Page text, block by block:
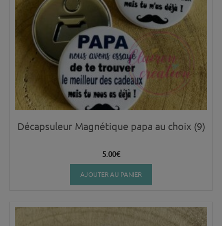
Décapsuleur Magnétique papa au choix (9)
5.00€
AJOUTER AU PANIER